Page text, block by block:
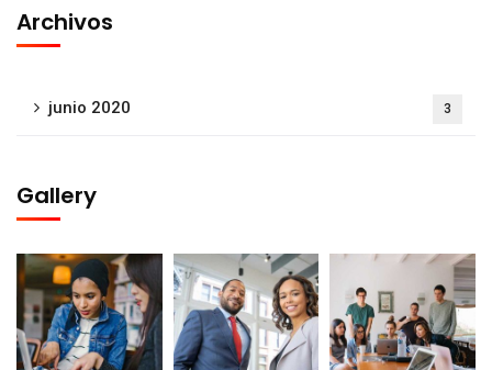
Archivos
junio 2020 3
Gallery